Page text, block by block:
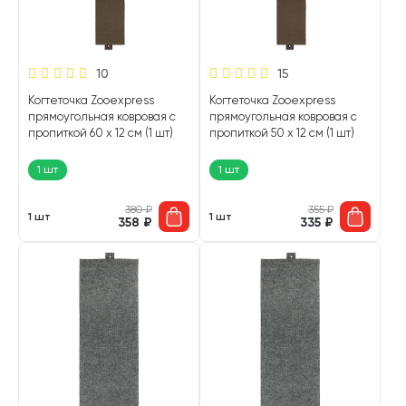
10
Когтеточка Zooexpress
прямоугольная ковровая с
пропиткой 60 х 12 см (1 шт)
1 шт
1 шт
380₽
358 ₽
15
Когтеточка Zooexpress
прямоугольная ковровая с
пропиткой 50 х 12 см (1 шт)
1 шт
1 шт
355₽
335 ₽